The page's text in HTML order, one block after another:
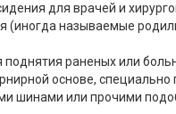
для врачей и
(иногда называемые
раненых или
основе, специально
шинами или прочими